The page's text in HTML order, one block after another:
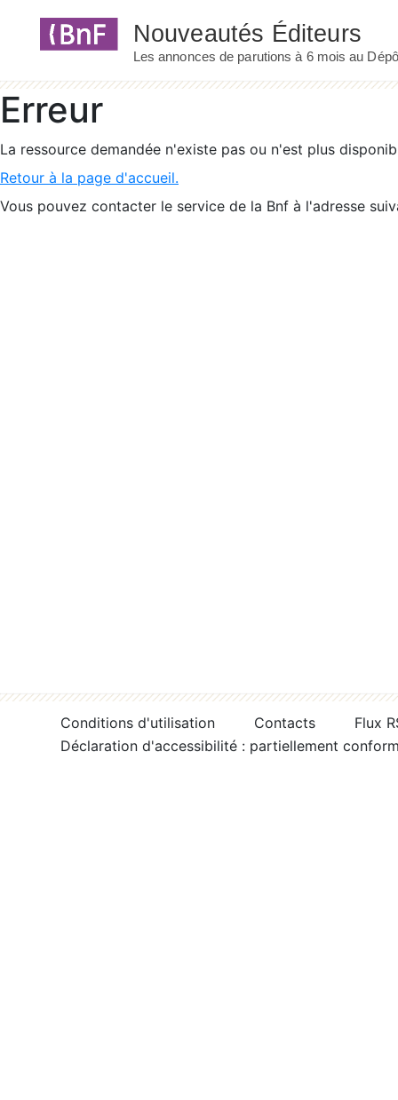
Erreur
La ressource demandée n'existe pas ou n'est plus
Retour à la page d'accueil.
Vous pouvez contacter le service de la Bnf à l'adresse
Conditions d'utilisation Contacts
Flux
Déclaration d'accessibilité : partiellement